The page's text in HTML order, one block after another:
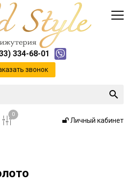
334-68-01
звонок
0
Личный кабинет
Каталог
Каталог
и оплата
Инфо
Контакты
о cookie-файлах